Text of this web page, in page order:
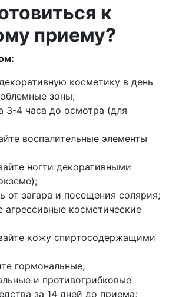
к
приему?
косметику в день
зоны;
3-4 часа до осмотра (для
воспалительные элементы
ногти декоративными
от загара и посещения солярия;
агрессивные косметические
кожу спиртосодержащими
гормональные,
и противогрибковые
за 14 дней до приема;